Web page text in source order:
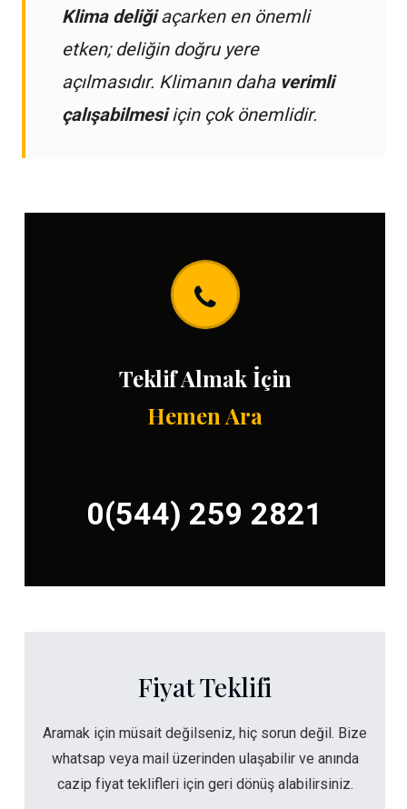
Klima deliğiaçarken en önemli
etken; deliğin doğru yere
açılmasıdır. Klimanın daha verimli
çalışabilmesiiçin çok önemlidir.
Teklif Almak İçin
Hemen Ara
0(544) 259 2821
Fiyat Teklifi
Aramak için müsait değilseniz, hiç sorun değil. Bize
whatsap veya mail üzerinden ulaşabilir ve anında
cazip fiyat teklifleri için geri dönüş alabilirsiniz.